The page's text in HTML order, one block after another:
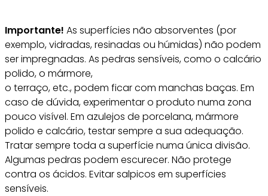
Importante! As superfícies não absorventes (por
exemplo, vidradas, resinadas ou húmidas) não podem
ser impregnadas. As pedras sensíveis, como o calcário
polido, o mármore,
o terraço, etc., podem ficar com manchas baças. Em
caso de dúvida, experimentar o produto numa zona
pouco visível. Em azulejos de porcelana, mármore
polido e calcário, testar sempre a sua adequação.
Tratar sempre toda a superfície numa única divisão.
Algumas pedras podem escurecer. Não protege
contra os ácidos. Evitar salpicos em superfícies
sensíveis.